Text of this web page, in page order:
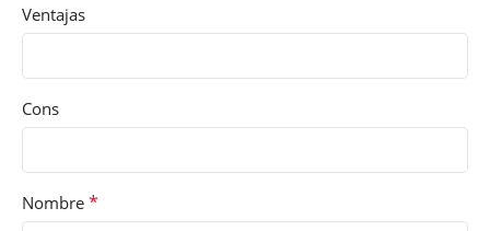
Ventajas
Cons
Nombre *